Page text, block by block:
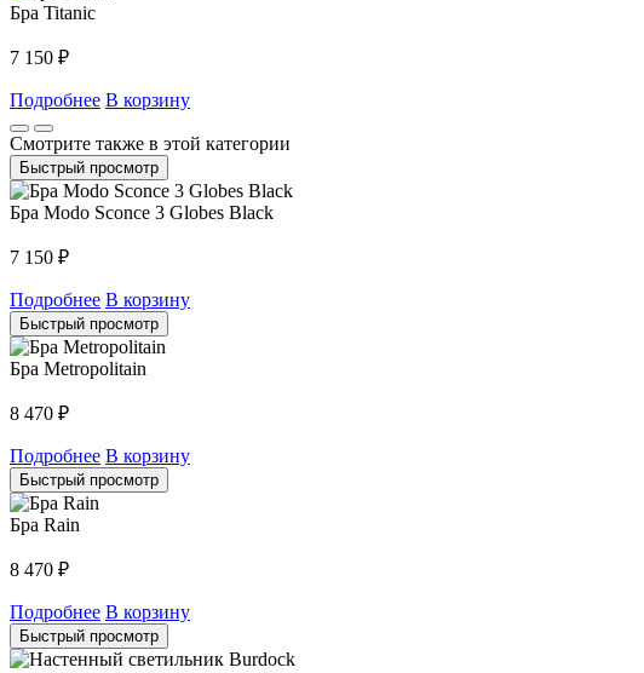
Бра Titanic
7 150 ₽
Подробнее В корзину
Смотрите также в этой категории
Быстрый просмотр
Бра Modo Sconce 3 Globes Black
7 150 ₽
Подробнее В корзину
Быстрый просмотр
Бра Metropolitain
8 470 ₽
Подробнее В корзину
Быстрый просмотр
Бра Rain
8 470 ₽
Подробнее В корзину
Быстрый просмотр